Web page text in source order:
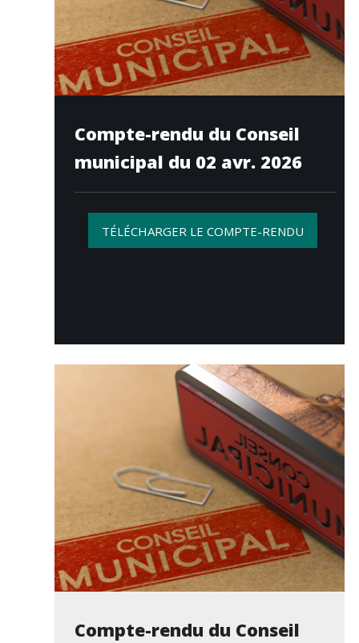
Compte-rendu du Conseil
municipal du 02 avr. 2026
TÉLÉCHARGER LE COMPTE-RENDU
Compte-rendu du Conseil